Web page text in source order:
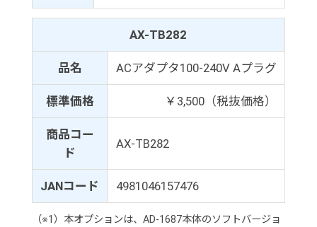
AX-TB282
品名 ACアダプタ100-240V Aプラグ
標準価格 ￥3,500（税抜価格）
商品コー
ド
AX-TB282
JANコード 4981046157476
（※1）本オプションは、AD-1687本体のソフトバージョ